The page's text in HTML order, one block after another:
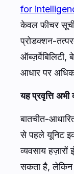
for
केवल फीचर
प्रोडक्शन-
ऑब्ज़र्वेबिलिटी,
आधार पर
यह प्रवृत्ति अभी
बातचीत-
से पहले यूनिट
व्यवसाय
सकता है, लेकिन